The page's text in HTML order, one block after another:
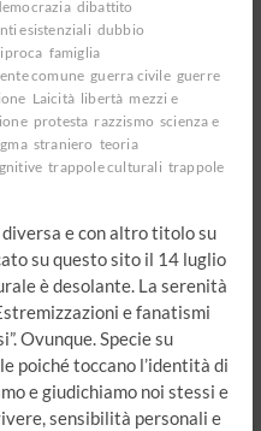
dibattito
esistenziali dubbio
famiglia
comune guerra civile guerre
Laicità libertà mezzi e
protesta razzismo scienza e
straniero teoria
trappole culturali trappole
e con altro titolo su
su questo sito il 14 luglio
è desolante. La serenità
e fanatismi
Ovunque. Specie su
poiché toccano l’identità di
e giudichiamo noi stessi e
sensibilità personali e